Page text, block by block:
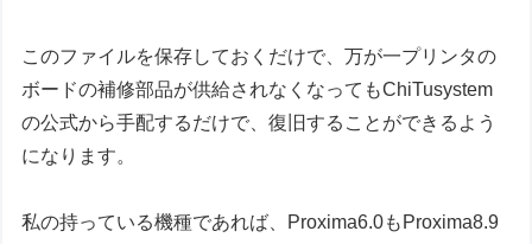
このファイルを保存しておくだけで、万が一プリンタの
ボードの補修部品が供給されなくなってもChiTusystem
の公式から手配するだけで、復旧することができるよう
になります。
私の持っている機種であれば、Proxima6.0もProxima8.9